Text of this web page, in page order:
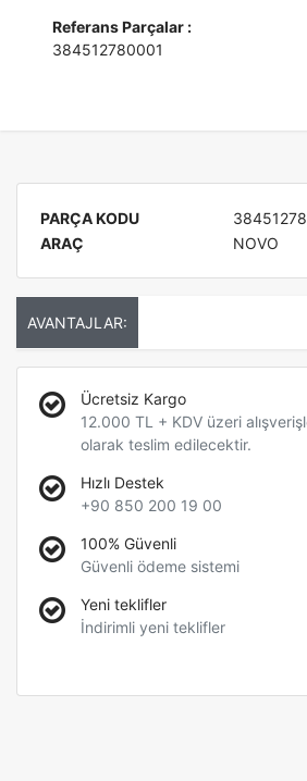
Referans Parçalar :
384512780001
PARÇA KODU
ARAÇ
NOVO
AVANTAJLAR:
Ücretsiz Kargo
12.000 TL + KDV üzeri
olarak teslim edilecektir.
Hızlı Destek
+90 850 200 19 00
100% Güvenli
Güvenli ödeme sistemi
Yeni teklifler
İndirimli yeni teklifler